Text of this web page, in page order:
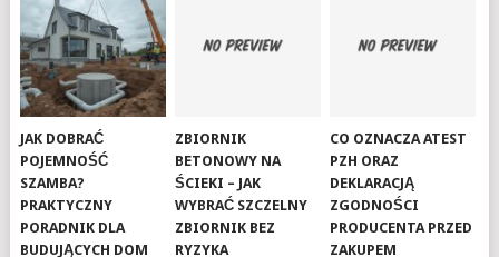
JAK DOBRAĆ
POJEMNOŚĆ
SZAMBA?
PRAKTYCZNY
PORADNIK DLA
BUDUJĄCYCH DOM
ZBIORNIK
BETONOWY NA
ŚCIEKI – JAK
WYBRAĆ SZCZELNY
ZBIORNIK BEZ
RYZYKA
CO OZNACZA ATEST
PZH ORAZ
DEKLARACJĄ
ZGODNOŚCI
PRODUCENTA PRZED
ZAKUPEM